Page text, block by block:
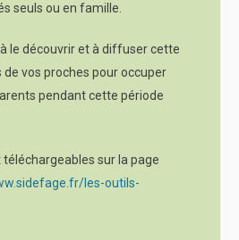
seuls ou en famille.
le découvrir et à diffuser cette
vos proches pour occuper
pendant cette période
téléchargeables sur la page
les-outils-